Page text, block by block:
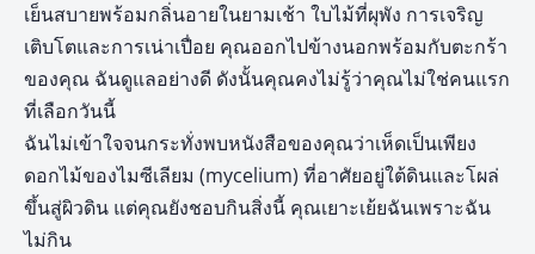
เย็นสบายพร้อมกลิ่นอายในยามเช้า ใบไม้ที่ผุพัง การเจริญ
เติบโตและการเน่าเปื่อย คุณออกไปข้างนอกพร้อมกับตะกร้า
ของคุณ ฉันดูแลอย่างดี ดังนั้นคุณคงไม่รู้ว่าคุณไม่ใช่คนแรก
ที่เลือกวันนี้
ฉันไม่เข้าใจจนกระทั่งพบหนังสือของคุณว่าเห็ดเป็นเพียง
ดอกไม้ของไมซีเลียม (mycelium) ที่อาศัยอยู่ใต้ดินและโผล่
ขึ้นสู่ผิวดิน แต่คุณยังชอบกินสิ่งนี้ คุณเยาะเย้ยฉันเพราะฉัน
ไม่กิน